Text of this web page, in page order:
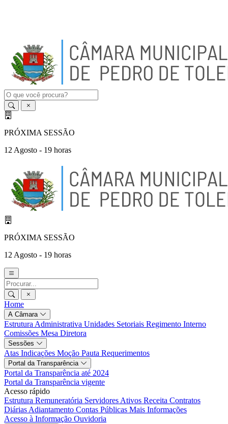
PRÓXIMA SESSÃO
12 Agosto - 19 horas
PRÓXIMA SESSÃO
12 Agosto - 19 horas
Home
A Câmara
Estrutura Administrativa Unidades Setoriais Regimento Interno
Comissões Mesa Diretora
Sessões
Atas Indicações Moção Pauta Requerimentos
Portal da Transparência
Portal da Transparência até 2024
Portal da Transparência vigente
Acesso rápido
Estrutura Remuneratória Servidores Ativos Receita Contratos
Diárias Adiantamento Contas Públicas Mais Informações
Acesso à Informação Ouvidoria